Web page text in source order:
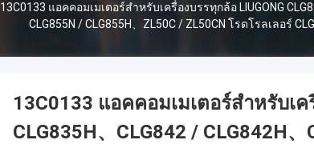
13C0133 แอคคอมเมเตอร์สําหรับเครื่องบรรทุกล้อ LIUGONG
CLG855N / CLG855H、ZL50C / ZL50CN โรดโรลเลอร์
13C0133 แอคคอมเมเตอร์สําหรับเ
CLG835H、CLG842 / CLG842H